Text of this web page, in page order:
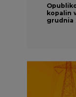
kopalin
grudnia